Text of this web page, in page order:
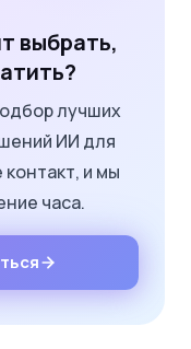
выбрать,
лучших
ИИ для
и мы
часа.